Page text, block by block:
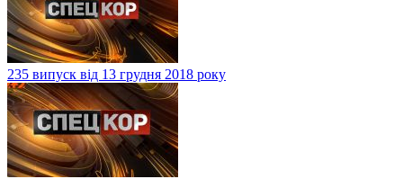
235 випуск від 13 грудня 2018 року